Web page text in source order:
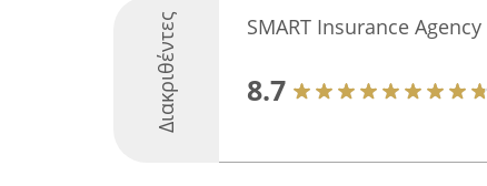
Διακριθέντες SMART Insurance Agency
8.7